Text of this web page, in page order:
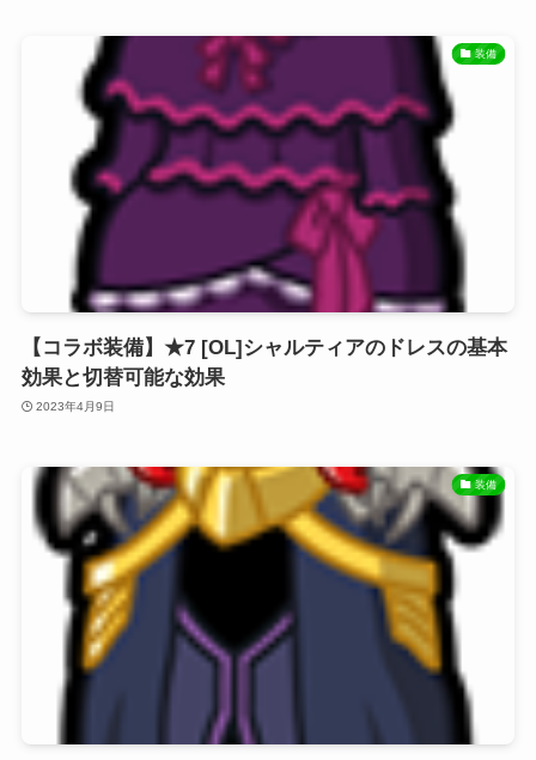
装備
【コラボ装備】★7 [OL]シャルティアのドレスの基本
効果と切替可能な効果
2023年4月9日
装備